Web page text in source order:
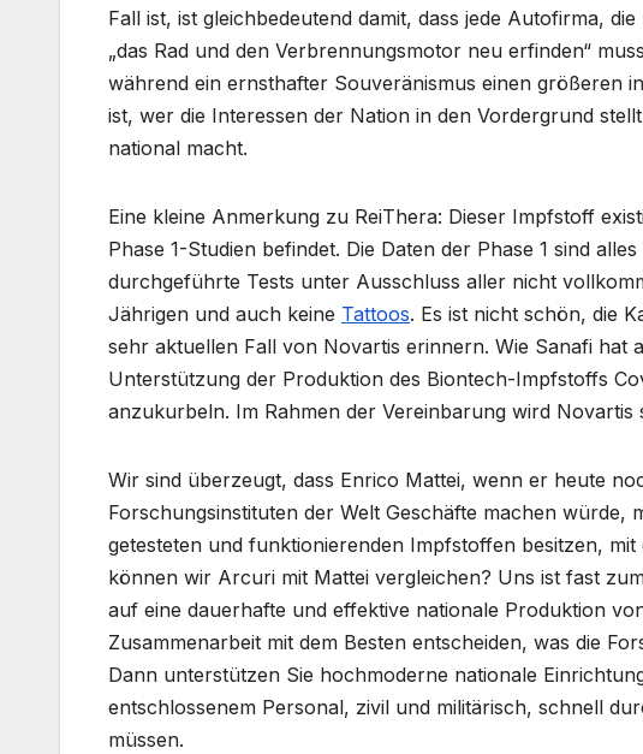
Fall ist, ist gleichbedeutend damit, dass jede Autofirma,
„das Rad und den Verbrennungsmotor neu erfinden“
während ein ernsthafter Souveränismus einen größeren
ist, wer die Interessen der Nation in den Vordergrund
national macht.
Eine kleine Anmerkung zu ReiThera: Dieser Impfstoff
Phase 1-Studien befindet. Die Daten der Phase 1 sind
durchgeführte Tests unter Ausschluss aller nicht
Jährigen und auch keine Tattoos. Es ist nicht schön, die
sehr aktuellen Fall von Novartis erinnern. Wie Sanafi hat
Unterstützung der Produktion des Biontech-Impfstoffs
anzukurbeln. Im Rahmen der Vereinbarung wird
Wir sind überzeugt, dass Enrico Mattei, wenn er heute
Forschungsinstituten der Welt Geschäfte machen würde,
getesteten und funktionierenden Impfstoffen besitzen,
können wir Arcuri mit Mattei vergleichen? Uns ist fast
auf eine dauerhafte und effektive nationale Produktion
Zusammenarbeit mit dem Besten entscheiden, was die
Dann unterstützen Sie hochmoderne nationale
entschlossenem Personal, zivil und militärisch, schnell
müssen.